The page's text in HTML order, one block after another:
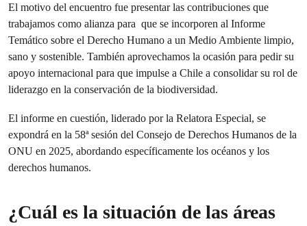
El motivo del encuentro fue presentar las contribuciones que
trabajamos como alianza para que se incorporen al Informe
Temático sobre el Derecho Humano a un Medio Ambiente limpio,
sano y sostenible. También aprovechamos la ocasión para pedir su
apoyo internacional para que impulse a Chile a consolidar su rol de
liderazgo en la conservación de la biodiversidad.
El informe en cuestión, liderado por la Relatora Especial, se
expondrá en la 58ª sesión del Consejo de Derechos Humanos de la
ONU en 2025, abordando específicamente los océanos y los
derechos humanos.
¿Cuál es la situación de las áreas